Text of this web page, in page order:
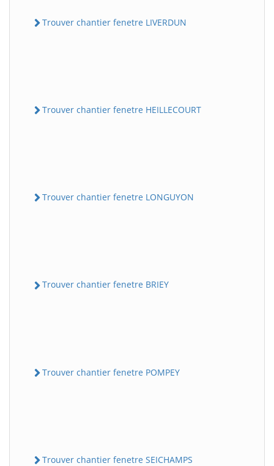
Trouver chantier fenetre LIVERDUN
Trouver chantier fenetre HEILLECOURT
Trouver chantier fenetre LONGUYON
Trouver chantier fenetre BRIEY
Trouver chantier fenetre POMPEY
Trouver chantier fenetre SEICHAMPS